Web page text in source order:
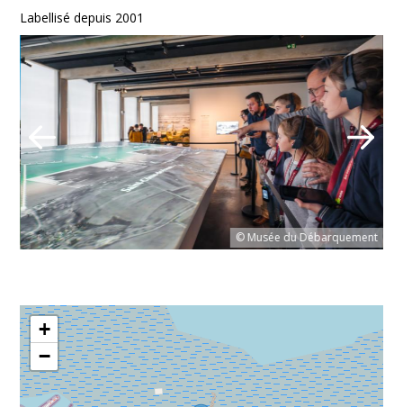
Labellisé depuis 2001
© Musée du Débarquement
+
−